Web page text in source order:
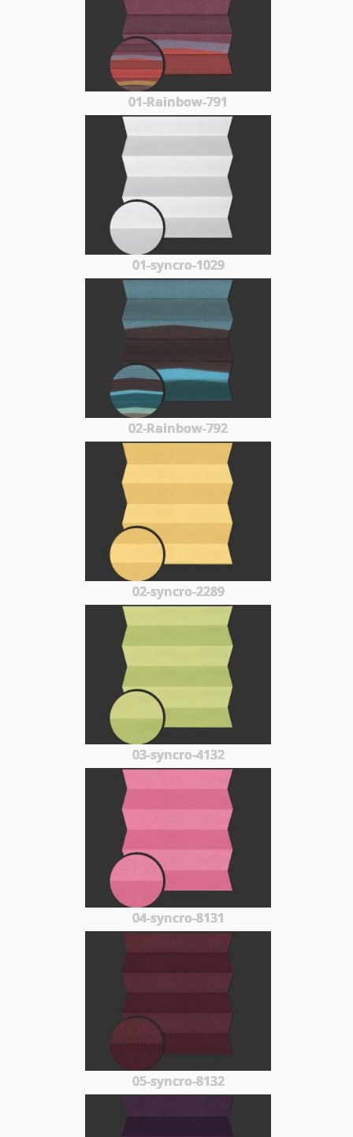
01-Rainbow-791
01-syncro-1029
02-Rainbow-792
02-syncro-2289
03-syncro-4132
04-syncro-8131
05-syncro-8132